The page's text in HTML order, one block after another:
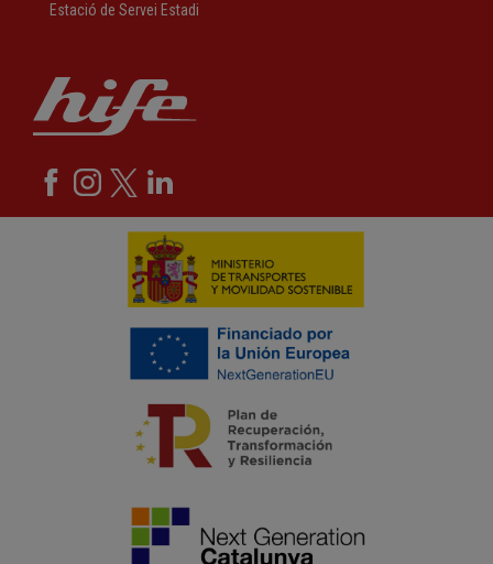
Estació de Servei Estadi